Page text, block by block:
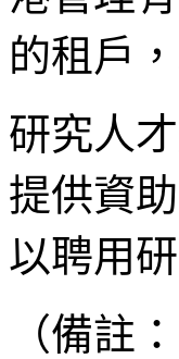
的租戶
研究人
提供資
以聘用
（備註